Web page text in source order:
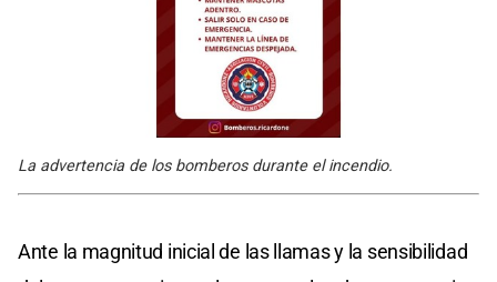
La advertencia de los bomberos durante el incendio.
Ante la magnitud inicial de las llamas y la sensibilidad